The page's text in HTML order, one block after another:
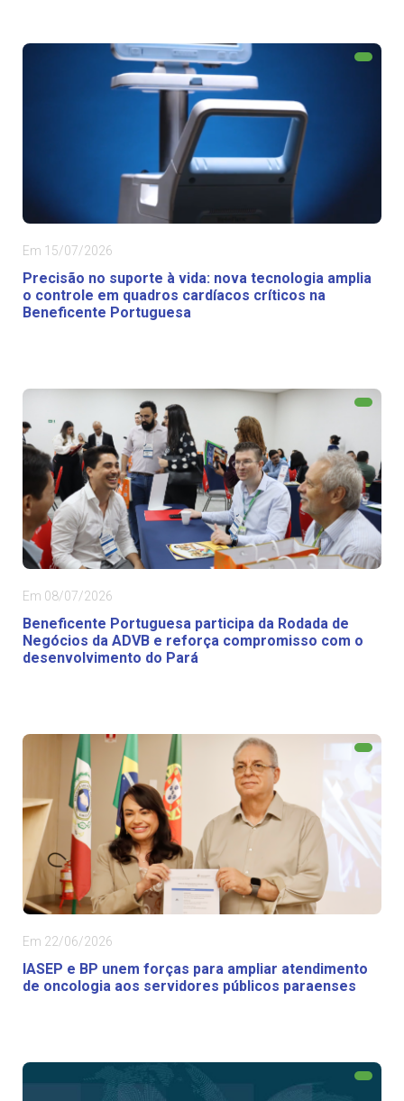
Em 15/07/2026
Precisão no suporte à vida: nova tecnologia amplia
o controle em quadros cardíacos críticos na
Beneficente Portuguesa
Em 08/07/2026
Beneficente Portuguesa participa da Rodada de
Negócios da ADVB e reforça compromisso com o
desenvolvimento do Pará
Em 22/06/2026
IASEP e BP unem forças para ampliar atendimento
de oncologia aos servidores públicos paraenses